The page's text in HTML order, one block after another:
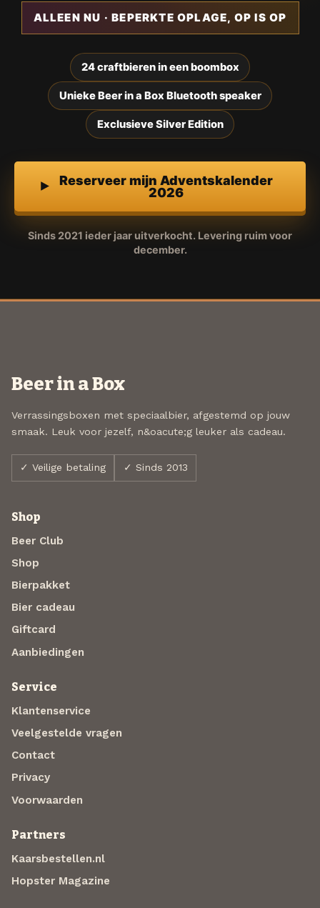
ALLEEN NU · BEPERKTE OPLAGE, OP IS OP
24 craftbieren in een boombox
Unieke Beer in a Box Bluetooth speaker
Exclusieve Silver Edition
Reserveer mijn Adventskalender
2026
Sinds 2021 ieder jaar uitverkocht. Levering ruim voor
december.
Beer in a Box
Verrassingsboxen met speciaalbier, afgestemd op jouw
smaak. Leuk voor jezelf, n&oacute;g leuker als cadeau.
✓ Veilige betaling ✓ Sinds 2013
Shop
Beer Club
Shop
Bierpakket
Bier cadeau
Giftcard
Aanbiedingen
Service
Klantenservice
Veelgestelde vragen
Contact
Privacy
Voorwaarden
Partners
Kaarsbestellen.nl
Hopster Magazine